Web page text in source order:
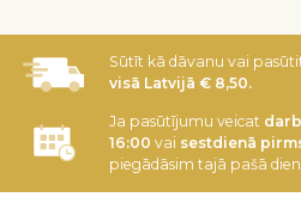
Sūtīt kā dāvanu vai
visā Latvijā € 8,50.
Ja pasūtījumu veicat
16:00 vai sestdienā
piegādāsim tajā pašā